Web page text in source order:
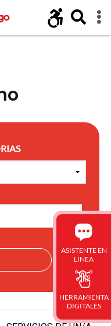
ASISTENTE EN
LINEA
HERRAMIENTA
DIGITALES